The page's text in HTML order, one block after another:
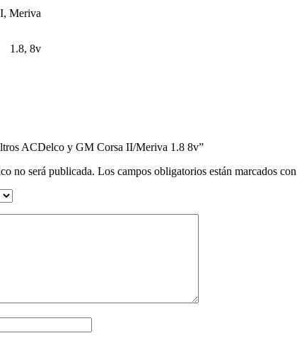
, Meriva
1.8, 8v
ACDelco y GM Corsa II/Meriva 1.8 8v”
no será publicada. Los campos obligatorios están marcados con